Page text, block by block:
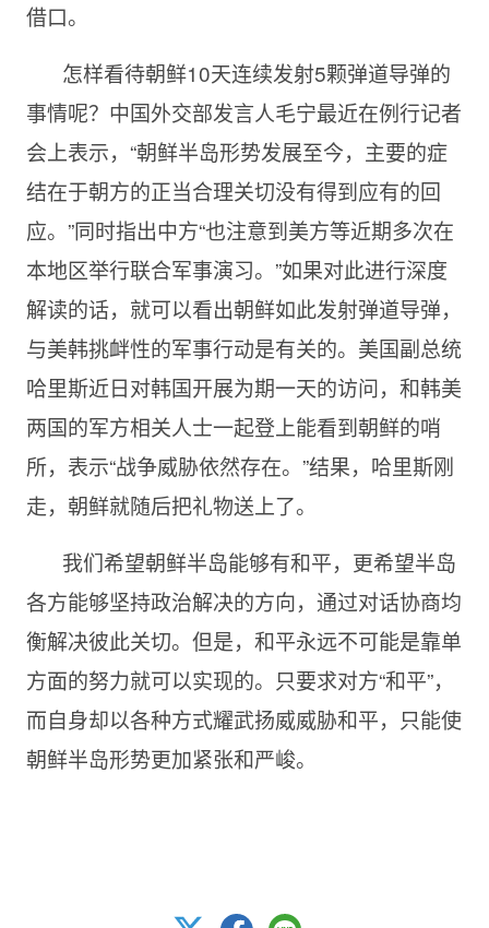
借口。
怎样看待朝鲜10天连续发射5颗弹道导弹的
事情呢？中国外交部发言人毛宁最近在例行记者
会上表示，“朝鲜半岛形势发展至今，主要的症
结在于朝方的正当合理关切没有得到应有的回
应。”同时指出中方“也注意到美方等近期多次在
本地区举行联合军事演习。”如果对此进行深度
解读的话，就可以看出朝鲜如此发射弹道导弹，
与美韩挑衅性的军事行动是有关的。美国副总统
哈里斯近日对韩国开展为期一天的访问，和韩美
两国的军方相关人士一起登上能看到朝鲜的哨
所，表示“战争威胁依然存在。”结果，哈里斯刚
走，朝鲜就随后把礼物送上了。
我们希望朝鲜半岛能够有和平，更希望半岛
各方能够坚持政治解决的方向，通过对话协商均
衡解决彼此关切。但是，和平永远不可能是靠单
方面的努力就可以实现的。只要求对方“和平”，
而自身却以各种方式耀武扬威威胁和平，只能使
朝鲜半岛形势更加紧张和严峻。